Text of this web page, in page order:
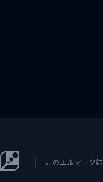
このエルマーク